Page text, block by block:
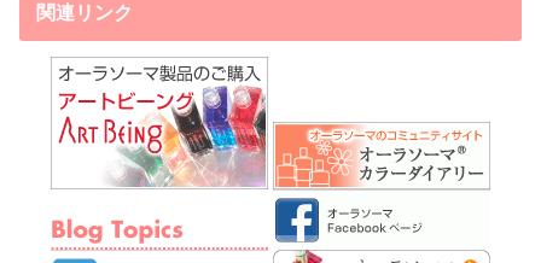
関連リンク